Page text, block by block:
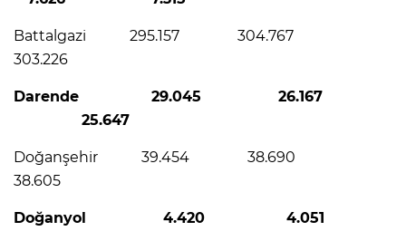
Battalgazi 295.157 304.767
303.226
Darende 29.045 26.167
25.647
Doğanşehir 39.454 38.690
38.605
Doğanyol 4.420 4.051